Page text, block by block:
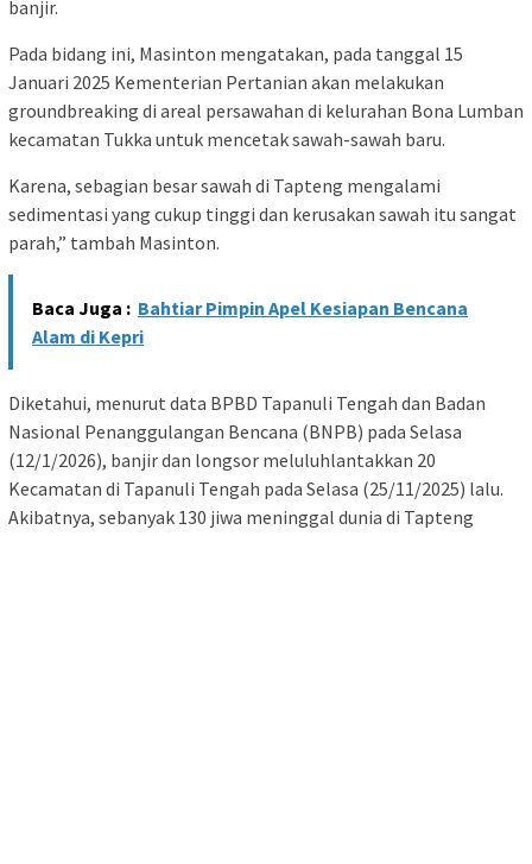
banjir.
Pada bidang ini, Masinton mengatakan, pada tanggal 15
Januari 2025 Kementerian Pertanian akan melakukan
groundbreaking di areal persawahan di kelurahan Bona Lumban
kecamatan Tukka untuk mencetak sawah-sawah baru.
Karena, sebagian besar sawah di Tapteng mengalami
sedimentasi yang cukup tinggi dan kerusakan sawah itu sangat
parah,” tambah Masinton.
Baca Juga : Bahtiar Pimpin Apel Kesiapan Bencana
Alam di Kepri
Diketahui, menurut data BPBD Tapanuli Tengah dan Badan
Nasional Penanggulangan Bencana (BNPB) pada Selasa
(12/1/2026), banjir dan longsor meluluhlantakkan 20
Kecamatan di Tapanuli Tengah pada Selasa (25/11/2025) lalu.
Akibatnya, sebanyak 130 jiwa meninggal dunia di Tapteng